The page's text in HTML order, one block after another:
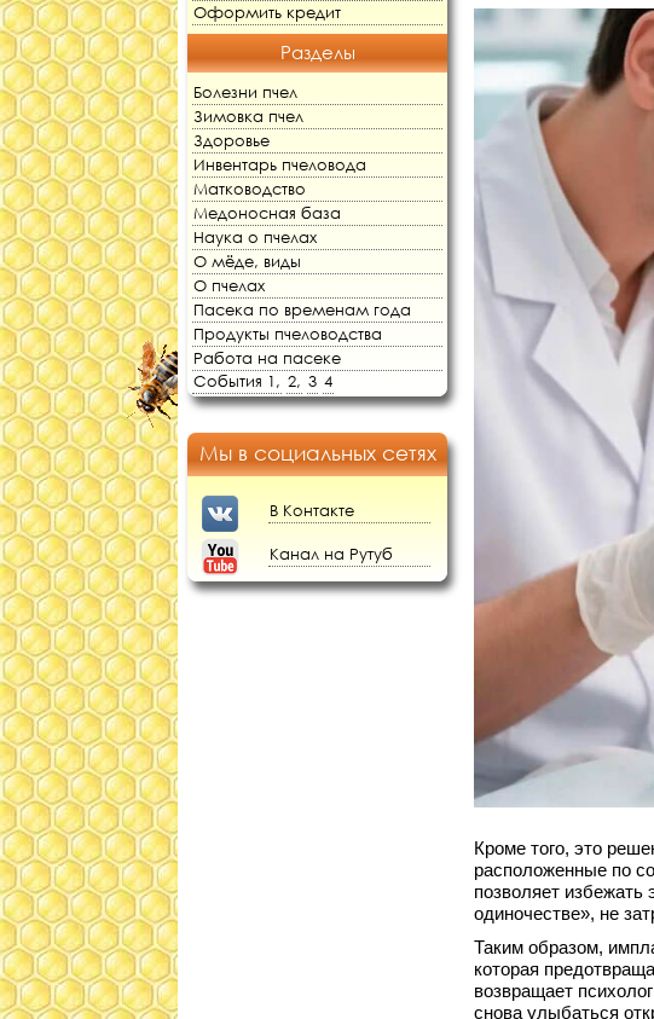
Кроме того, это
расположенные по
позволяет избежать
одиночестве», не
Таким образом,
которая
возвращает
снова улыбаться
Оформить кредит
Разделы
Болезни пчел
Зимовка пчел
Здоровье
Инвентарь пчеловода
Матководство
Медоносная база
Наука о пчелах
О мёде, виды
О пчелах
Пасека по временам года
Продукты пчеловодства
Работа на пасеке
События 1, 2, 3 4
Мы в социальных сетях
В Контакте
Канал на Рутуб